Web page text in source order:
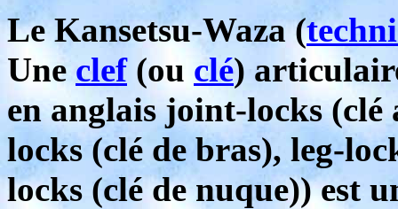
Le Kansetsu-Waza (
Une clef(ou clé)
en anglais joint-locks (clé
locks (clé de bras), leg-
locks (clé de nuque)) est